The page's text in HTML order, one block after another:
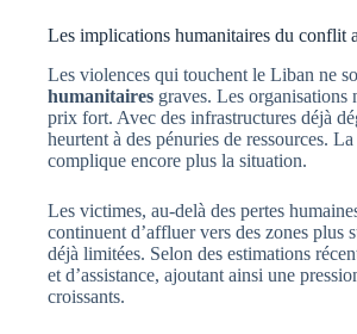
Les implications humanitaires du conflit
Les violences qui touchent le Liban ne
humanitaires graves. Les
prix fort. Avec des infrastructures déjà
heurtent à des pénuries de ressources. La
complique encore plus la situation.
Les victimes, au-delà des pertes
continuent d’affluer vers des zones plus
déjà limitées. Selon des estimations
et d’assistance, ajoutant ainsi une
croissants.